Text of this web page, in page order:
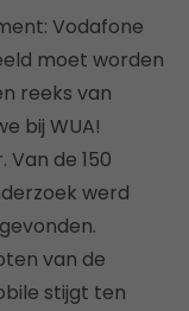
Vodafone
moet worden
reeks van
bij WUA!
de 150
werd
van de
stijgt ten